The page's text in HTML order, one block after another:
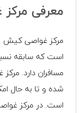
معرفی
مرکز غواصی کیش
است که سابقه
شده و تا به حال
است. در مرکز